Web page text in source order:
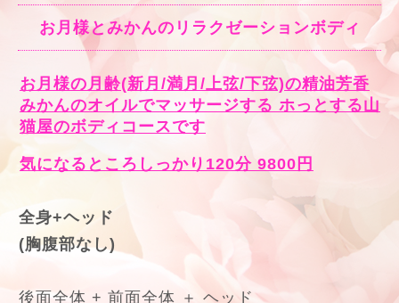
お月様とみかんのリラクゼーションボディ
お月様の月齢(新月/満月/上弦/下弦)の精油芳香
みかんのオイルでマッサージする ホっとする山
猫屋のボディコースです
気になるところしっかり120分 9800円
全身+ヘッド
(胸腹部なし)
後面全体 + 前面全体 ＋ ヘッド